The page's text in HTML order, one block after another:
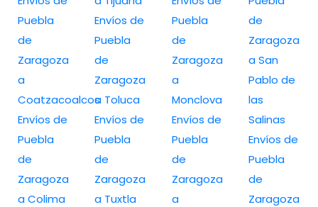
Puebla
de
Zaragoza
a
Coatzacoalcos
Envíos de
Puebla
de
Zaragoza
a Colima
Envíos de
Puebla
de
Zaragoza
a Toluca
Envíos de
Puebla
de
Zaragoza
a Tuxtla
Puebla
de
Zaragoza
a
Monclova
Envíos de
Puebla
de
Zaragoza
a
de
Zaragoza
a San
Pablo de
las
Salinas
Envíos de
Puebla
de
Zaragoza